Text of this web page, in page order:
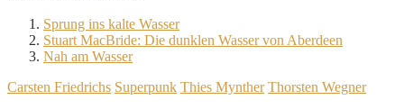
Sprung ins kalte Wasser
Stuart MacBride: Die dunklen Wasser von Aberdeen
Nah am Wasser
Carsten Friedrichs Superpunk Thies Mynther Thorsten Wegner